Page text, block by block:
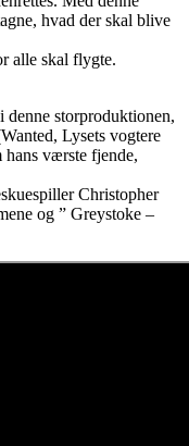
hvad der skal blive
alle skal flygte.
denne storproduktionen,
Lysets vogtere
hans værste fjende,
Christopher
og ” Greystoke –